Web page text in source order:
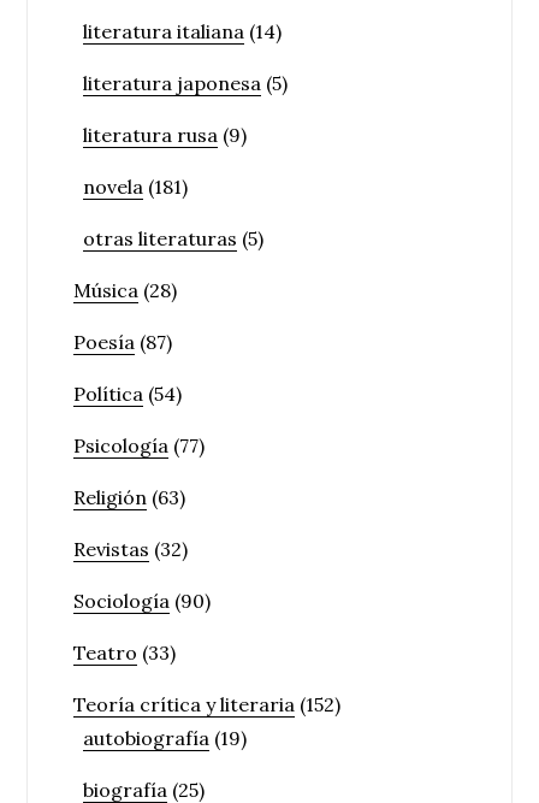
literatura italiana (14)
literatura japonesa (5)
literatura rusa (9)
novela (181)
otras literaturas (5)
Música (28)
Poesía (87)
Política (54)
Psicología (77)
Religión (63)
Revistas (32)
Sociología (90)
Teatro (33)
Teoría crítica y literaria (152)
autobiografía (19)
biografía (25)